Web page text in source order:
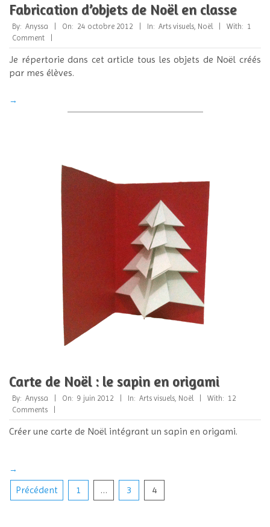
Fabrication d’objets de Noël en classe
2012-
10-
24
By: Anyssa On: 24 octobre 2012 In: Arts visuels Noël With: 1
Comment
Je répertorie dans cet article tous les objets de Noël créés
par mes élèves.
→
Carte de Noël : le sapin en origami
2012-
06-
09
By: Anyssa On: 9 juin 2012 In: Arts visuels, Noël With: 12
Comments
Créer une carte de Noël intégrant un sapin en origami.
→
Pagination
des
Précédent 1 … 3 4